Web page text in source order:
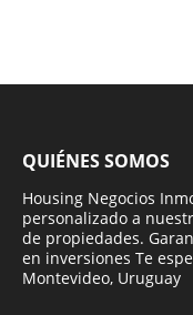
QUIÉNES SOMOS
Housing Negocios
personalizado a
de propiedades.
en inversiones Te
Montevideo, Uruguay